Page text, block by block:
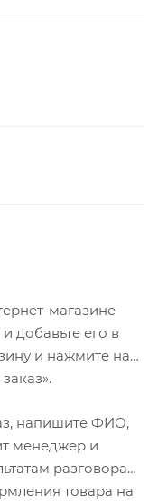
магазине
добавьте его в
и нажмите на
напишите ФИО,
менеджер и
разговора
товара на